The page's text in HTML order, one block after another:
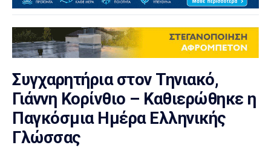
Συγχαρητήρια στον Τηνιακό,
Γιάννη Κορίνθιο – Καθιερώθηκε η
Παγκόσμια Ημέρα Ελληνικής
Γλώσσας